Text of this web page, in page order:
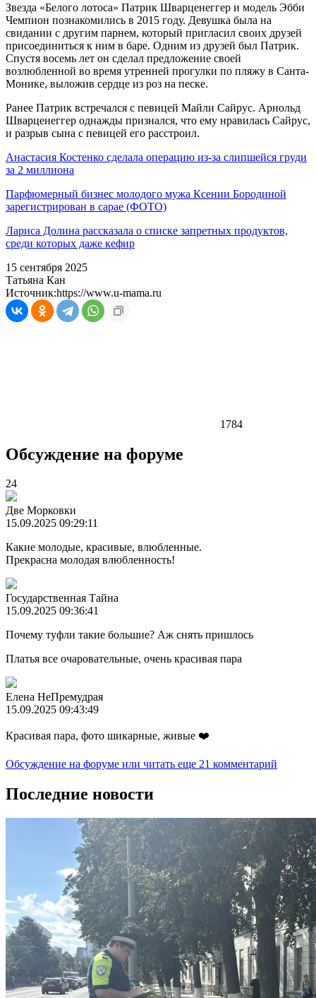
Звезда «Белого лотоса» Патрик Шварценеггер и модель Эбби
Чемпион познакомились в 2015 году. Девушка была на
свидании с другим парнем, который пригласил своих друзей
присоединиться к ним в баре. Одним из друзей был Патрик.
Спустя восемь лет он сделал предложение своей
возлюбленной во время утренней прогулки по пляжу в Санта-
Монике, выложив сердце из роз на песке.
Ранее Патрик встречался с певицей Майли Сайрус. Арнольд
Шварценеггер однажды признался, что ему нравилась Сайрус,
и разрыв сына с певицей его расстроил.
Анастасия Костенко сделала операцию из-за слипшейся груди
за 2 миллиона
Парфюмерный бизнес молодого мужа Ксении Бородиной
зарегистрирован в сарае (ФОТО)
Лариса Долина рассказала о списке запретных продуктов,
среди которых даже кефир
15 сентября 2025
Татьяна Кан
Источник:https://www.u-mama.ru
1784
Обсуждение на форуме
24
Две Морковки
15.09.2025 09:29:11
Какие молодые, красивые, влюбленные.
Прекрасна молодая влюбленность!
Государственная Тайна
15.09.2025 09:36:41
Почему туфли такие большие? Аж снять пришлось
Платья все очаровательные, очень красивая пара
Елена НеПремудрая
15.09.2025 09:43:49
Красивая пара, фото шикарные, живые ❤️
Обсуждение на форуме или читать еще 21 комментарий
Последние новости